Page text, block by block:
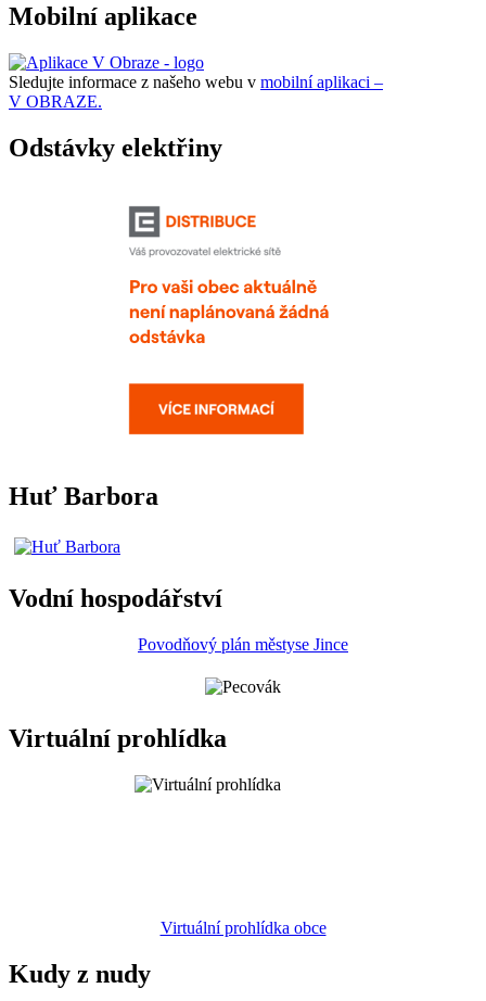
Mobilní aplikace
Sledujte informace z našeho webu v mobilní aplikaci –
V OBRAZE.
Odstávky elektřiny
Huť Barbora
Vodní hospodářství
Povodňový plán městyse Jince
Virtuální prohlídka
Virtuální prohlídka obce
Kudy z nudy